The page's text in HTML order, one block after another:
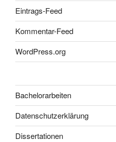
Eintrags-Feed
Kommentar-Feed
WordPress.org
Bachelorarbeiten
Datenschutzerklärung
Dissertationen